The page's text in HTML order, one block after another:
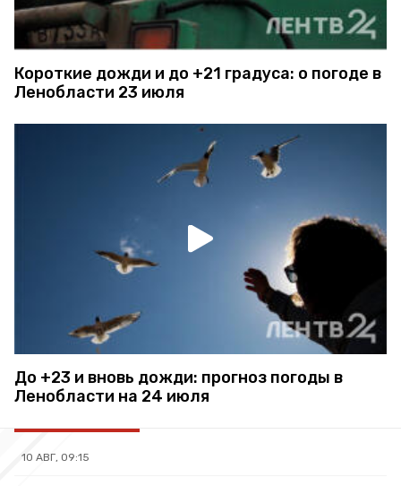
Короткие дожди и до +21 градуса: о погоде в
Ленобласти 23 июля
До +23 и вновь дожди: прогноз погоды в
Ленобласти на 24 июля
10 АВГ, 09:15